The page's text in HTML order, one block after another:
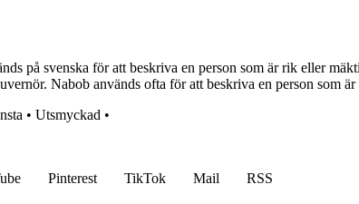
på svenska för att beskriva en person som är rik eller
Nabob används ofta för att beskriva en person som är
• Utsmyckad •
Pinterest TikTok Mail
RSS